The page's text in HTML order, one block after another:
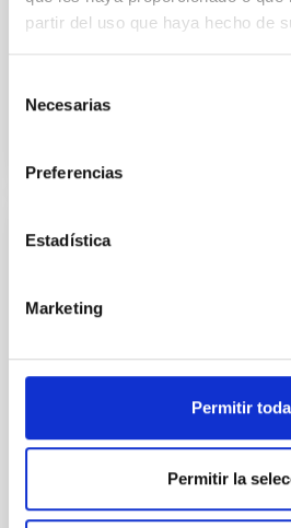
partir del uso que haya hecho de
Necesarias
Preferencias
Estadística
Marketing
Permitir
Permitir la
galaxias, que apenas contienen
estrellas, están dominadas por
NOTA DE PRENSA
lideran el Telescopio Solar
El proyecto Telescopio Solar
un paso decisivo hacia su
Gubernamentales (BGR),
compromiso formal a nivel
proyecto insignia europeo en
Hasta ahora, EST ha sido